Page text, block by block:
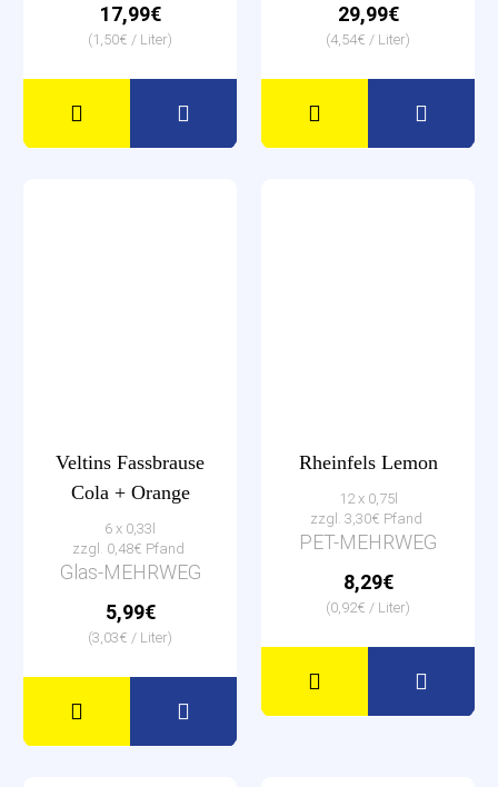
17,99€
(1,50€ / Liter)
29,99€
(4,54€ / Liter)
Veltins Fassbrause
Cola + Orange
6 x 0,33l
zzgl. 0,48€ Pfand
Glas-MEHRWEG
5,99€
(3,03€ / Liter)
Rheinfels Lemon
12 x 0,75l
zzgl. 3,30€ Pfand
PET-MEHRWEG
8,29€
(0,92€ / Liter)